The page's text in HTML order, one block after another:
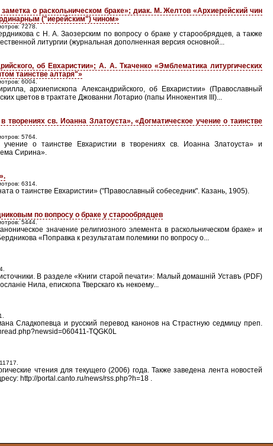
о раскольническом браке»; диак. М. Желтов «Архиерейский чин
("иерейским") чином»
7278.
с Н. А. Заозерским по вопросу о браке у старообрядцев, а также
литургии (журнальная дополненная версия основной...
об Евхаристии»; А. А. Ткаченко «Эмблематика литургических
таинстве алтаря"»
6004.
архиепископа Александрийского, об Евхаристии» (Православный
цветов в трактате Джованни Лотарио (папы Иннокентия III)...
св. Иоанна Златоуста», «Догматическое учение о таинстве
5764.
о таинстве Евхаристии в творениях св. Иоанна Златоуста» и
Сирина».
6314.
о таинстве Евхаристии» ("Православный собеседник". Казань, 1905).
по вопросу о браке у старообрядцев
5444.
значение религиозного элемента в раскольническом браке» и
«Поправка к результатам полемики по вопросу о...
В разделе «Книги старой печати»: Малый домашнiй Уставъ (PDF)
Нила, епископа Тверскаго къ некоему...
Сладкопевца и русский перевод канонов на Страстную седмицу преп.
TQGK0L
чтения для текущего (2006) года. Также заведена лента новостей
http://portal.canto.ru/news/rss.php?h=18 .